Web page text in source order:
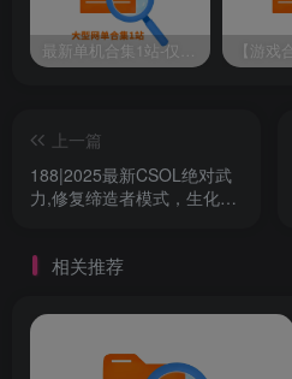
最新单机合集1站-仅本站用户可下载（直链满速下载）
上一篇
188|2025最新CSOL绝对武
力,修复缔造者模式，生化S
相关推荐